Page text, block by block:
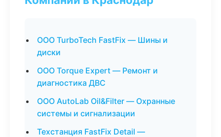
ООО TurboTech FastFix — Шины и
диски
ООО Torque Expert — Ремонт и
диагностика ДВС
ООО AutoLab Oil&Filter — Охранные
системы и сигнализации
Техстанция FastFix Detail —